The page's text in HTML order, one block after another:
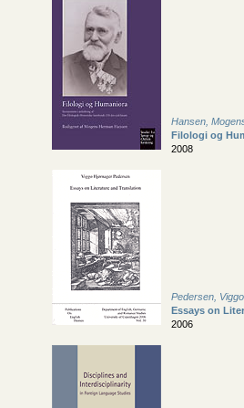
Hansen,
Filologi og
2008
Pedersen,
Essays on
2006